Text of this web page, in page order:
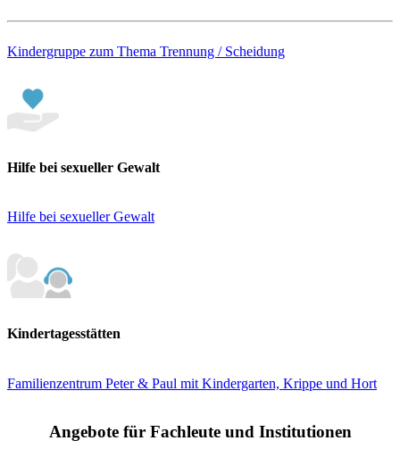
Kindergruppe zum Thema Trennung / Scheidung
Hilfe bei sexueller Gewalt
Hilfe bei sexueller Gewalt
Kindertagesstätten
Familienzentrum Peter & Paul mit Kindergarten, Krippe und Hort
Angebote für Fachleute und Institutionen